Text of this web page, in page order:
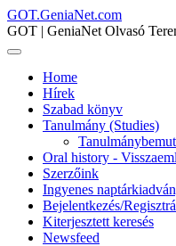
GOT.GeniaNet.com
GOT | GeniaNet Olvasó
Home
Hírek
Szabad könyv
Tanulmány (Studies)
Oral history -
Szerzőink
Ingyenes
Bejelentkezés/
Kiterjesztett keresés
Newsfeed